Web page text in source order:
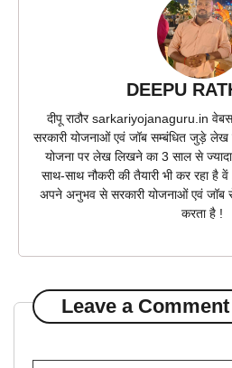
DEEPU
दीपू राठौर sarkariyojanaguru.in
सरकारी योजनाओं एवं जॉब सम्बंधित जुड़े लेख
योजना पर लेख लिखने का 3 साल से
साथ-साथ नौकरी की तैयारी भी कर रहा
अपने अनुभव से सरकारी योजनाओं एवं जॉब
करता है !
Leave a Comment